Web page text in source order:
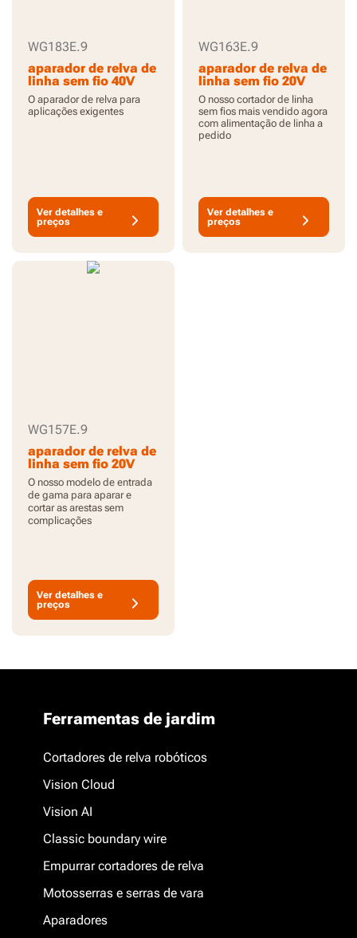
WG183E.9
aparador de relva de
linha sem fio 40V
33cm - Apenas
ferramenta
O aparador de relva para
aplicações exigentes
Ver detalhes e
preços
WG163E.9
aparador de relva de
linha sem fio 20V
30cm - Apenas
ferramenta
O nosso cortador de linha
sem fios mais vendido agora
com alimentação de linha a
pedido
Ver detalhes e
preços
WG157E.9
aparador de relva de
linha sem fio 20V
25cm - Apenas
ferramenta
O nosso modelo de entrada
de gama para aparar e
cortar as arestas sem
complicações
Ver detalhes e
preços
Ferramentas de jardim
Cortadores de relva robóticos
Vision Cloud
Vision AI
Classic boundary wire
Empurrar cortadores de relva
Motosserras e serras de vara
Aparadores